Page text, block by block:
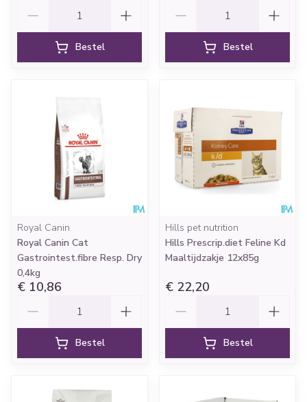
Bestel Bestel
Royal Canin
Royal Canin Cat
Gastrointest.fibre Resp. Dry
0,4kg
€ 10,86
Bestel
Hills pet nutrition
Hills Prescrip.diet Feline Kd
Maaltijdzakje 12x85g
€ 22,20
Bestel